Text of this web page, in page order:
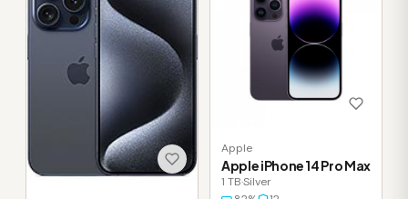
Apple
Apple iPhone 14 Pro Max
1 TB·Silver